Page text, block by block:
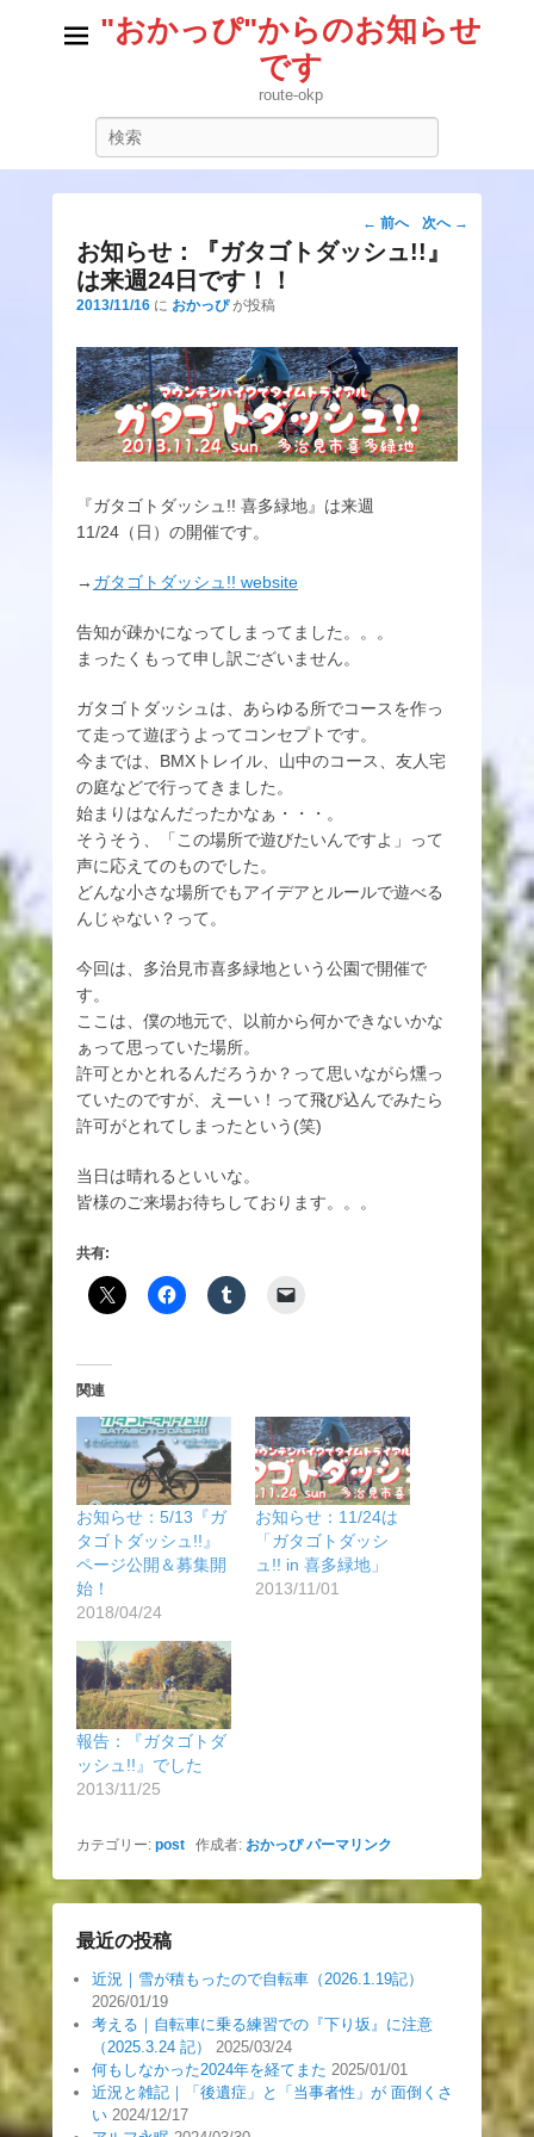
"おかっぴ"からのお知らせ
です
route-okp
投
稿
ー
シ
ョ
ン
← 前へ 次へ →
お知らせ：『ガタゴトダッシュ!!』
は来週24日です！！
2013/11/16 に おかっぴ が投稿
『ガタゴトダッシュ!! 喜多緑地』は来週
11/24（日）の開催です。
→ ガタゴトダッシュ!! website
告知が疎かになってしまってました。。。
まったくもって申し訳ございません。
ガタゴトダッシュは、あらゆる所でコースを作っ
て走って遊ぼうよってコンセプトです。
今までは、BMXトレイル、山中のコース、友人宅
の庭などで行ってきました。
始まりはなんだったかなぁ・・・。
そうそう、「この場所で遊びたいんですよ」って
声に応えてのものでした。
どんな小さな場所でもアイデアとルールで遊べる
んじゃない？って。
今回は、多治見市喜多緑地という公園で開催で
す。
ここは、僕の地元で、以前から何かできないかな
ぁって思っていた場所。
許可とかとれるんだろうか？って思いながら燻っ
ていたのですが、えーい！って飛び込んでみたら
許可がとれてしまったという(笑)
当日は晴れるといいな。
皆様のご来場お待ちしております。。。
共有:
関連
お知らせ：5/13『ガ
タゴトダッシュ!!』
ページ公開＆募集開
始！
2018/04/24
お知らせ：11/24は
「ガタゴトダッシ
ュ!! in 喜多緑地」
2013/11/01
報告：『ガタゴトダ
ッシュ!!』でした
2013/11/25
カテゴリー: post 作成者: おかっぴ パーマリンク
最近の投稿
近況｜雪が積もったので自転車（2026.1.19記）
2026/01/19
考える｜自転車に乗る練習での『下り坂』に注意
（2025.3.24 記）
2025/03/24
何もしなかった2024年を経てまた 2025/01/01
近況と雑記｜「後遺症」と「当事者性」が 面倒くさ
い 2024/12/17